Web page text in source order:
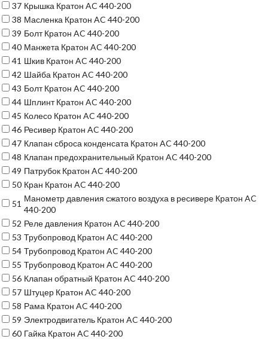
37 Крышка Кратон AC 440-200
38 Масленка Кратон AC 440-200
39 Болт Кратон AC 440-200
40 Манжета Кратон AC 440-200
41 Шкив Кратон AC 440-200
42 Шайба Кратон AC 440-200
43 Болт Кратон AC 440-200
44 Шплинт Кратон AC 440-200
45 Колесо Кратон AC 440-200
46 Ресивер Кратон AC 440-200
47 Клапан сброса конденсата Кратон AC 440-200
48 Клапан предохранительный Кратон AC 440-200
49 Патрубок Кратон AC 440-200
50 Кран Кратон AC 440-200
51
Манометр давления сжатого воздуха в ресивере Кратон AC
440-200
52 Реле давления Кратон AC 440-200
53 Трубопровод Кратон AC 440-200
54 Трубопровод Кратон AC 440-200
55 Трубопровод Кратон AC 440-200
56 Клапан обратный Кратон AC 440-200
57 Штуцер Кратон AC 440-200
58 Рама Кратон AC 440-200
59 Электродвигатель Кратон AC 440-200
60 Гайка Кратон AC 440-200